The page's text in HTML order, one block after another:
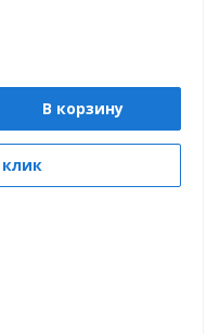
В корзину
клик